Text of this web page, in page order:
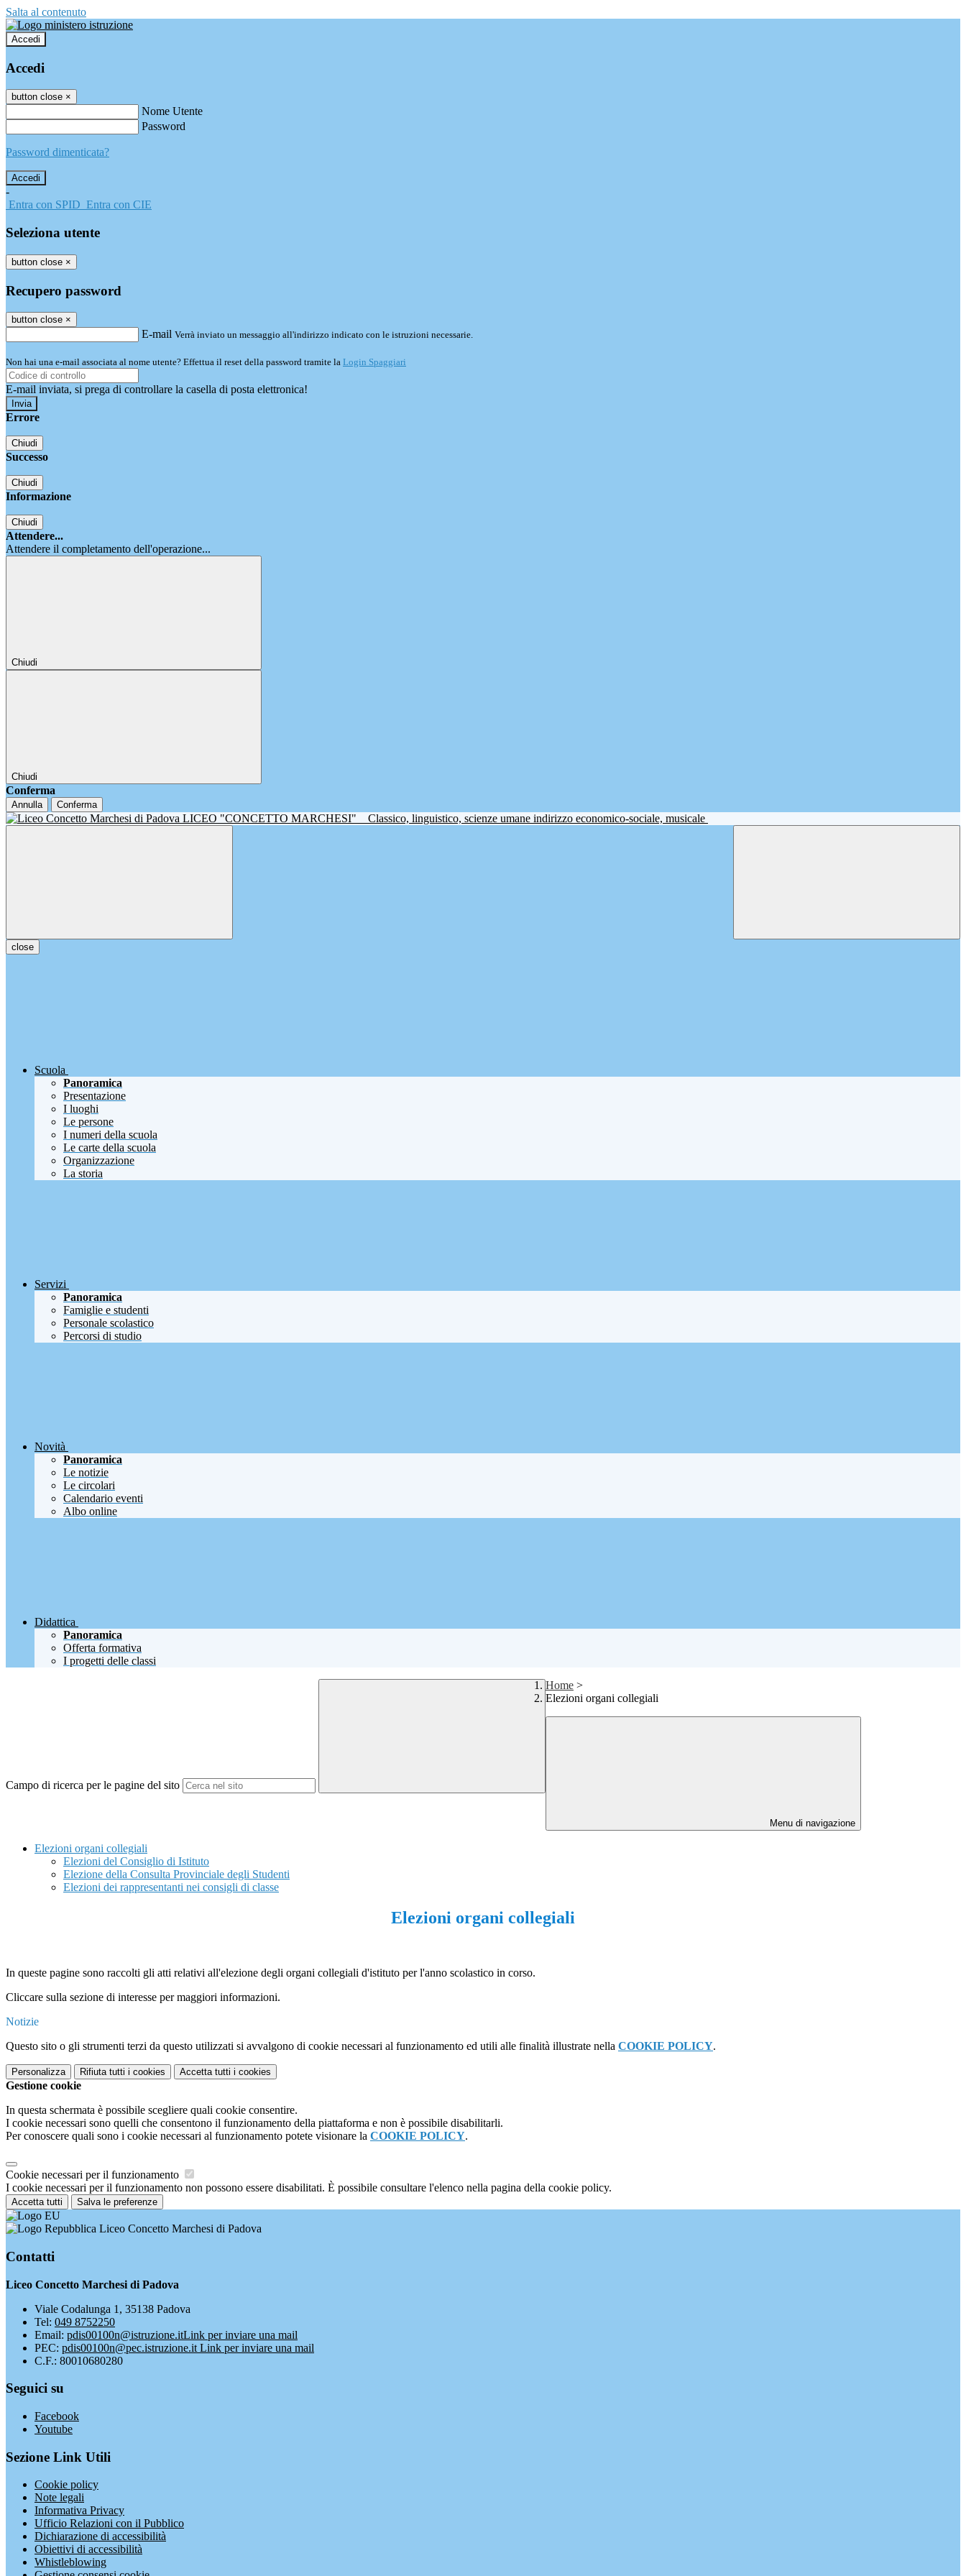
Salta al contenuto
Accedi
Accedi
button close ×
Nome Utente
Password
Password dimenticata?
-
Entra con SPID Entra con CIE
Seleziona utente
button close ×
Recupero password
button close ×
E-mail Verrà inviato un messaggio all'indirizzo indicato con le istruzioni necessarie.
Non hai una e-mail associata al nome utente? Effettua il reset della password tramite la Login Spaggiari
E-mail inviata, si prega di controllare la casella di posta elettronica!
Errore
Chiudi
Successo
Chiudi
Informazione
Chiudi
Attendere...
Attendere il completamento dell'operazione...
Chiudi
Chiudi
Conferma
Annulla Conferma
LICEO "CONCETTO MARCHESI" Classico, linguistico, scienze umane indirizzo economico-sociale, musicale
close
Scuola
Panoramica
Presentazione
I luoghi
Le persone
I numeri della scuola
Le carte della scuola
Organizzazione
La storia
Servizi
Panoramica
Famiglie e studenti
Personale scolastico
Percorsi di studio
Novità
Panoramica
Le notizie
Le circolari
Calendario eventi
Albo online
Didattica
Panoramica
Offerta formativa
I progetti delle classi
Campo di ricerca per le pagine del sito
Home >
Elezioni organi collegiali
Menu di navigazione
Elezioni organi collegiali
Elezioni del Consiglio di Istituto
Elezione della Consulta Provinciale degli Studenti
Elezioni dei rappresentanti nei consigli di classe
Elezioni organi collegiali
In queste pagine sono raccolti gli atti relativi all'elezione degli organi collegiali d'istituto per l'anno scolastico in corso.
Cliccare sulla sezione di interesse per maggiori informazioni.
Notizie
Questo sito o gli strumenti terzi da questo utilizzati si avvalgono di cookie necessari al funzionamento ed utili alle finalità illustrate nella COOKIE POLICY.
Personalizza Rifiuta tutti i cookies Accetta tutti i cookies
Gestione cookie
In questa schermata è possibile scegliere quali cookie consentire.
I cookie necessari sono quelli che consentono il funzionamento della piattaforma e non è possibile disabilitarli.
Per conoscere quali sono i cookie necessari al funzionamento potete visionare la COOKIE POLICY.
Cookie necessari per il funzionamento
I cookie necessari per il funzionamento non possono essere disabilitati. È possibile consultare l'elenco nella pagina della cookie policy.
Accetta tutti Salva le preferenze
Liceo Concetto Marchesi di Padova
Contatti
Liceo Concetto Marchesi di Padova
Viale Codalunga 1, 35138 Padova
Tel: 049 8752250
Email: pdis00100n@istruzione.itLink per inviare una mail
PEC: pdis00100n@pec.istruzione.it Link per inviare una mail
C.F.: 80010680280
Seguici su
Facebook
Youtube
Sezione Link Utili
Cookie policy
Note legali
Informativa Privacy
Ufficio Relazioni con il Pubblico
Dichiarazione di accessibilità
Obiettivi di accessibilità
Whistleblowing